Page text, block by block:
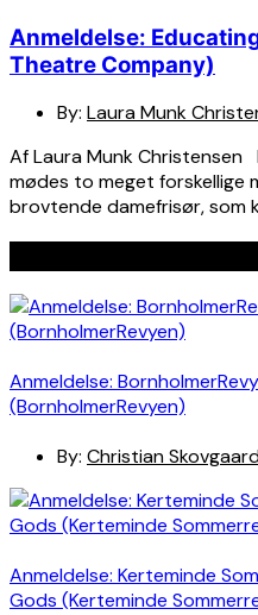
Anmeldelse:
Theatre Company)
By: Laura Munk
Af Laura Munk
mødes to meget forskellige
brovtende damefrisør, som
Anmeldelse:
(BornholmerRevyen)
By: Christian
Anmeldelse: Kerteminde
Gods (Kerteminde